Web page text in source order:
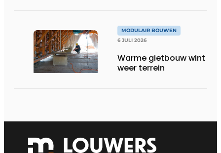
MODULAIR BOUWEN
6 JULI 2026
Warme gietbouw wint
weer terrein